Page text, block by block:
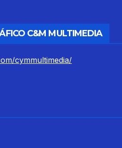
C&M MULTIMEDIA
cymmultimedia/